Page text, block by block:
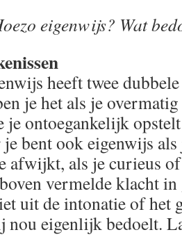
eigenwijs? Wat
heeft twee
je het als je
je ontoegankelijk
je bent ook eigenwijs
afwijkt, als je curieus
vermelde klacht in
uit de intonatie of het
nou eigenlijk bedoelt.